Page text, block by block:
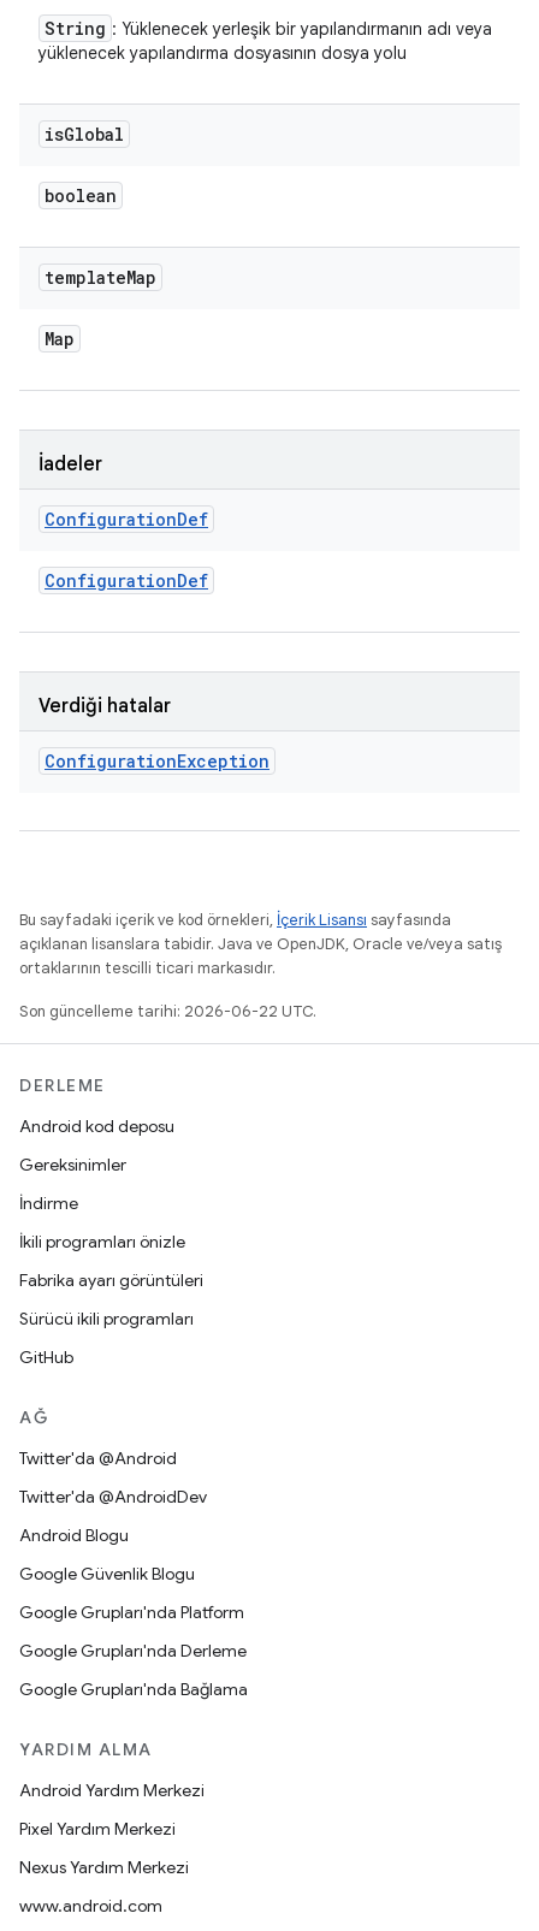
String : Yüklenecek yerleşik bir yapılandırmanın adı veya
yüklenecek yapılandırma dosyasının dosya yolu
isGlobal
boolean
templateMap
Map
İadeler
ConfigurationDef
ConfigurationDef
Verdiği hatalar
ConfigurationException
Bu sayfadaki içerik ve kod örnekleri, İçerik Lisansı sayfasında
açıklanan lisanslara tabidir. Java ve OpenJDK, Oracle ve/veya satış
ortaklarının tescilli ticari markasıdır.
Son güncelleme tarihi: 2026-06-22 UTC.
DERLEME
Android kod deposu
Gereksinimler
İndirme
İkili programları önizle
Fabrika ayarı görüntüleri
Sürücü ikili programları
GitHub
AĞ
Twitter'da @Android
Twitter'da @AndroidDev
Android Blogu
Google Güvenlik Blogu
Google Grupları'nda Platform
Google Grupları'nda Derleme
Google Grupları'nda Bağlama
YARDIM ALMA
Android Yardım Merkezi
Pixel Yardım Merkezi
Nexus Yardım Merkezi
www.android.com